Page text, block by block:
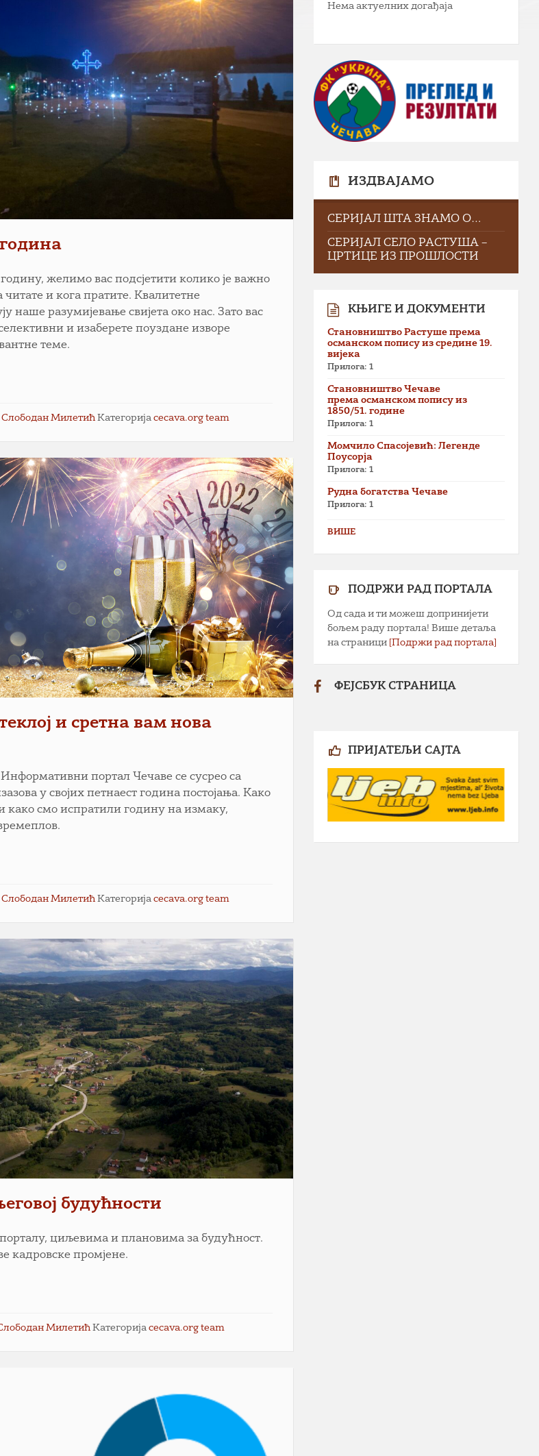
желимо вас подсјетити колико је важно
и кога пратите. Квалитетне
наше разумијевање свијета око нас. Зато вас
и изаберете поуздане изворе
теме.
Слободан Милетић Категоријаcecava.org team
и сретна вам нова
портал Чечаве се сусрео са
у својих петнаест година постојања. Како
како смо испратили годину на измаку,
Слободан Милетић Категоријаcecava.org team
будућности
циљевима и плановима за будућност.
кадровске промјене.
Милетић Категоријаcecava.org team
Нема актуелних догађаја
ИЗДВАЈАМО
СЕРИЈАЛ ШТА ЗНАМО О…
СЕРИЈАЛ СЕЛО РАСТУША –
ЦРТИЦЕ ИЗ ПРОШЛОСТИ
КЊИГЕ И ДОКУМЕНТИ
Становништво Растуше према
османском попису из средине 19.
вијека
Прилога: 1
Становништво Чечаве
према османском попису из
1850/51. године
Прилога: 1
Момчило Спасојевић: Легенде
Поусорја
Прилога: 1
Рудна богатства Чечаве
Прилога: 1
ВИШЕ
ПОДРЖИ РАД ПОРТАЛА
Од сада и ти можеш допринијети
бољем раду портала! Више детаља
на страници [Подржи рад портала]
ФЕЈСБУК СТРАНИЦА
ПРИЈАТЕЉИ САЈТА